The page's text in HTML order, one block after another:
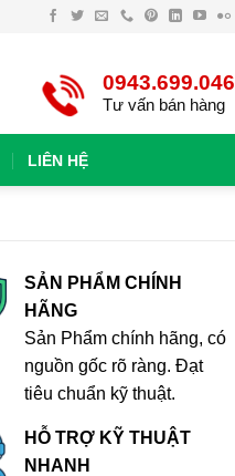
0943.699.046
Tư vấn bán hàng
LIÊN HỆ
SẢN PHẨM CHÍNH
HÃNG
Sản Phẩm chính hãng, có
nguồn gốc rõ ràng. Đạt
tiêu chuẩn kỹ thuật.
HỖ TRỢ KỸ THUẬT
NHANH